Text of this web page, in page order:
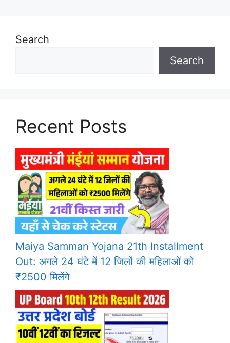
Search
Search
Recent Posts
Maiya Samman Yojana 21th Installment
Out: अगले 24 घंटे में 12 जिलों की महिलाओं को
₹2500 मिलेंगे